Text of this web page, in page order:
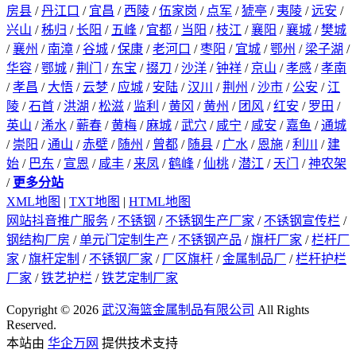
房县 /丹江口 / 宜昌 / 西陵 /伍家岗 / 点军 /猇亭 / 夷陵 /远安 /
兴山 /秭归 /长阳 / 五峰 / 宜都 / 当阳 /枝江 /襄阳 /襄城 /樊城
/襄州 / 南漳 /谷城 /保康 /老河口 /枣阳 / 宜城 /鄂州 / 梁子湖 /
华容 /鄂城 /荆门 / 东宝 /掇刀 /沙洋 /钟祥 / 京山 /孝感 /孝南
/孝昌 / 大悟 /云梦 / 应城 / 安陆 /汉川 /荆州 /沙市 / 公安 / 江
陵 /石首 / 洪湖 /松滋 / 监利 /黄冈 /黄州 / 团风 /红安 / 罗田 /
英山 /浠水 /蕲春 /黄梅 /麻城 /武穴 / 咸宁 / 咸安 / 嘉鱼 /通城
/ 崇阳 /通山 /赤壁 / 随州 / 曾都 / 随县 / 广水 / 恩施 /利川 / 建
始 / 巴东 / 宣恩 / 咸丰 / 来凤 /鹤峰 /仙桃 /潜江 / 天门 /神农架
/ 更多分站
XML地图 | TXT地图 | HTML地图
网站抖音推广服务 / 不锈钢 / 不锈钢生产厂家 / 不锈钢宣传栏 /
钢结构厂房 /单元门定制生产 / 不锈钢产品 /旗杆厂家 /栏杆厂
家 /旗杆定制 / 不锈钢厂家 / 厂区旗杆 /金属制品厂 /栏杆护栏
厂家 /铁艺护栏 /铁艺定制厂家
Copyright © 2026 武汉海篮金属制品有限公司 All Rights
Reserved.
本站由 华企万网 提供技术支持